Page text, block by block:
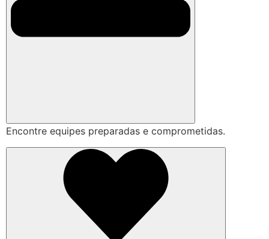
Encontre equipes preparadas e comprometidas.